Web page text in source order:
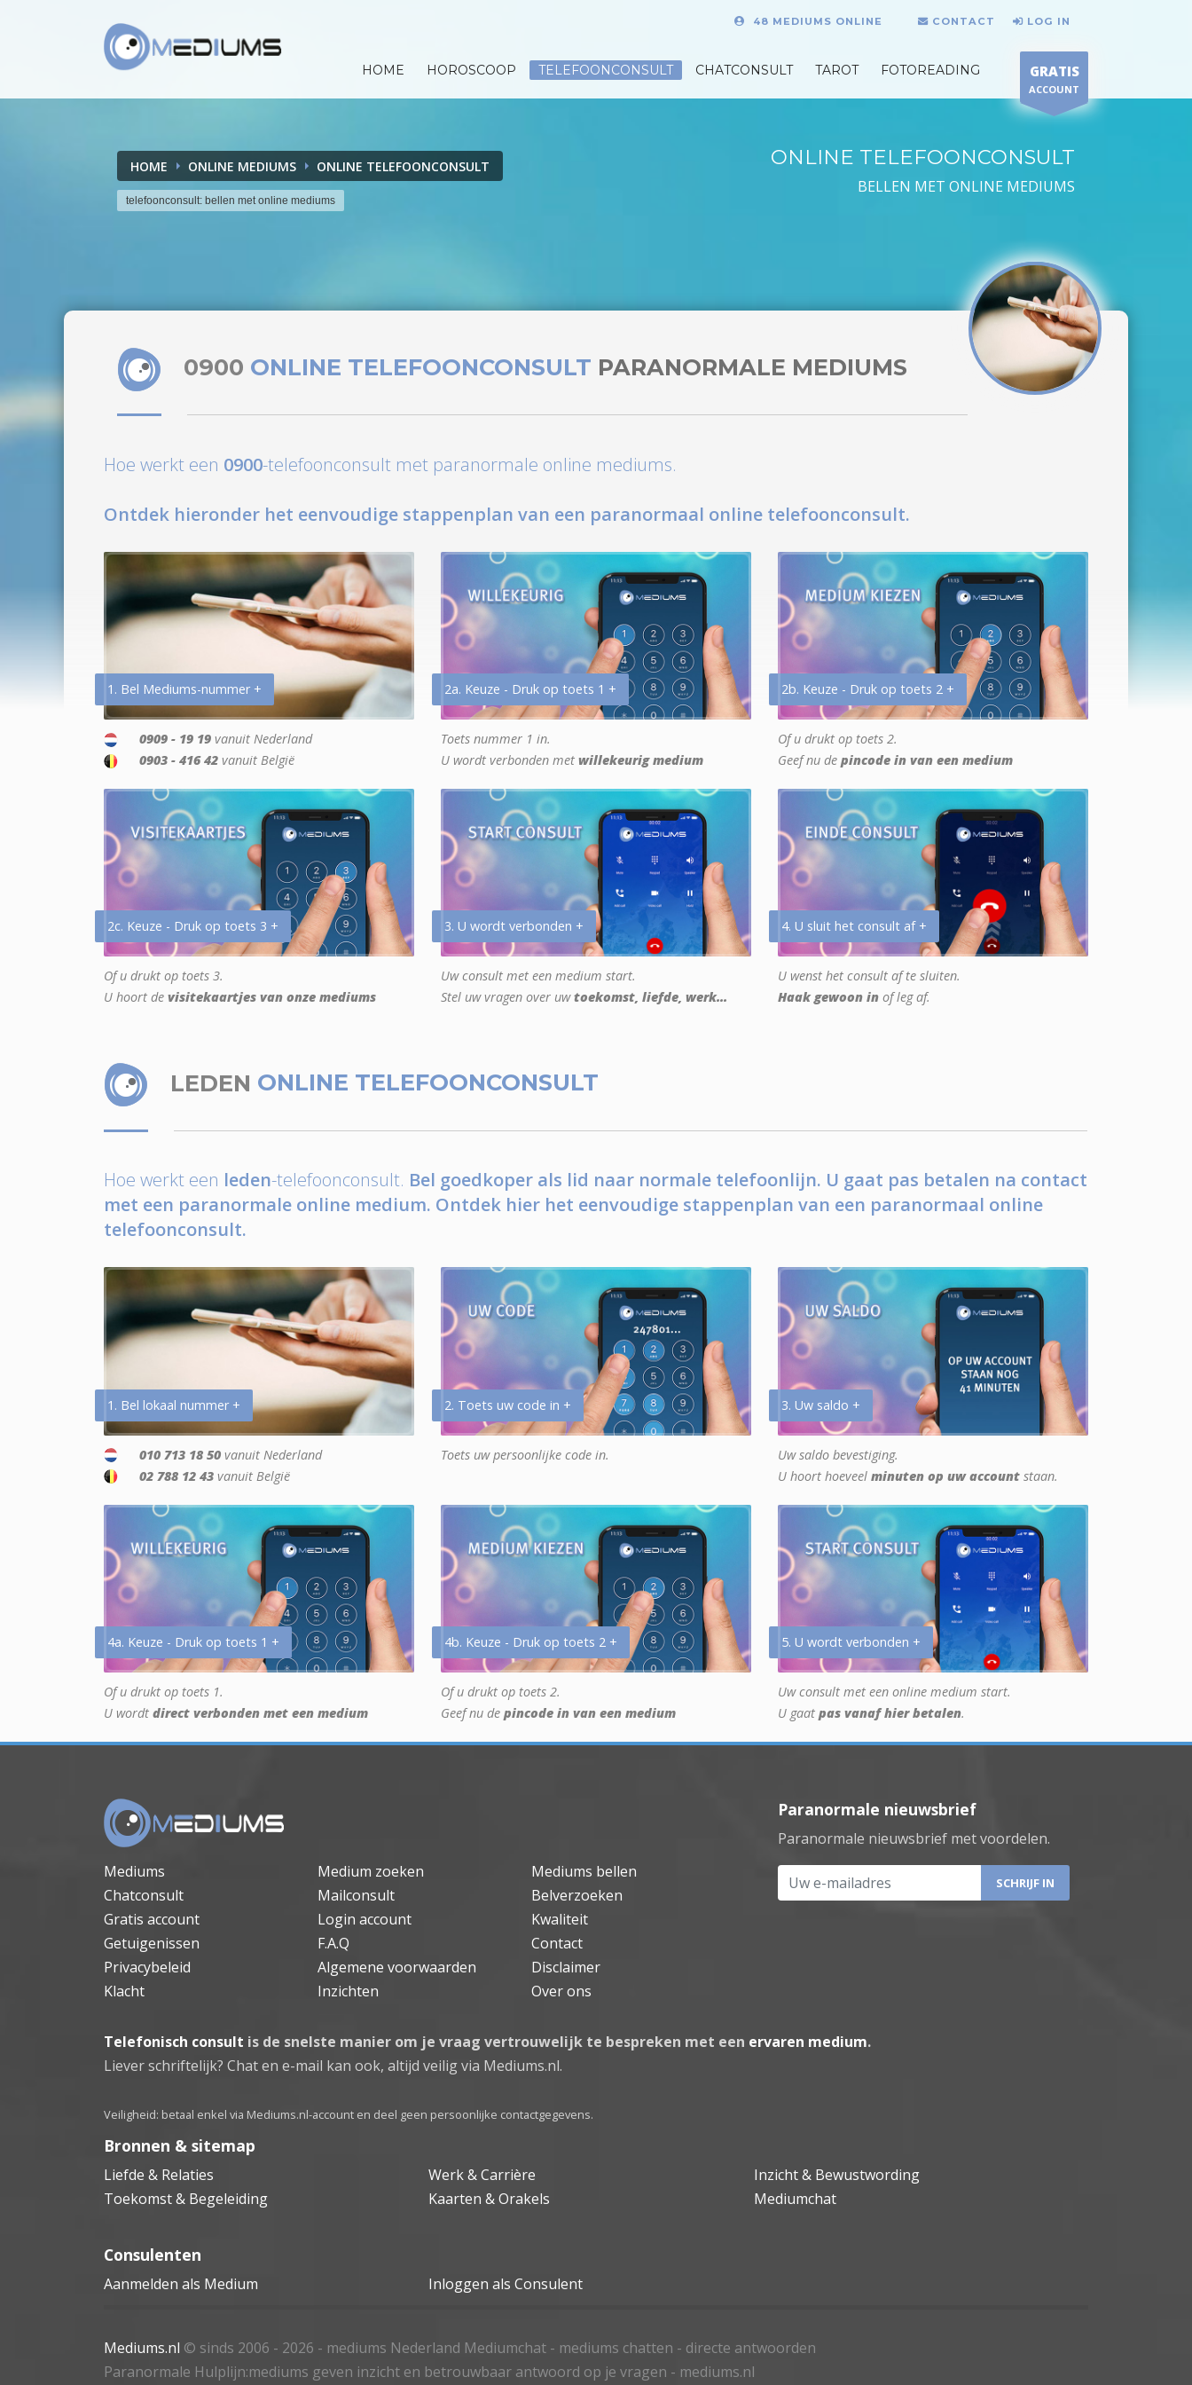
48 MEDIUMS ONLINE CONTACT LOG IN
HOME HOROSCOOP TELEFOONCONSULT CHATCONSULT TAROT FOTOREADING GRATIS
ACCOUNT
HOME ONLINE MEDIUMS ONLINE TELEFOONCONSULT
telefoonconsult: bellen met online mediums
ONLINE TELEFOONCONSULT
BELLEN MET ONLINE MEDIUMS
0900 ONLINE TELEFOONCONSULT PARANORMALE MEDIUMS
Hoe werkt een 0900-telefoonconsult met paranormale online mediums.
Ontdek hieronder het eenvoudige stappenplan van een paranormaal online telefoonconsult.
1. Bel Mediums-nummer +
0909 - 19 19 vanuit Nederland
0903 - 416 42 vanuit België
2a. Keuze - Druk op toets 1 +
Toets nummer 1 in.
U wordt verbonden met willekeurig medium
2b. Keuze - Druk op toets 2 +
Of u drukt op toets 2.
Geef nu de pincode in van een medium
2c. Keuze - Druk op toets 3 +
Of u drukt op toets 3.
U hoort de visitekaartjes van onze mediums
3. U wordt verbonden +
Uw consult met een medium start.
Stel uw vragen over uwtoekomst, liefde, werk...
4. U sluit het consult af +
U wenst het consult af te sluiten.
Haak gewoon in of leg af.
LEDEN ONLINE TELEFOONCONSULT
Hoe werkt een leden-telefoonconsult. Bel goedkoper als lid naar normale telefoonlijn. U gaat pas betalen na contact
met een paranormale online medium. Ontdek hier het eenvoudige stappenplan van een paranormaal online
telefoonconsult.
1. Bel lokaal nummer +
010 713 18 50 vanuit Nederland
02 788 12 43 vanuit België
2. Toets uw code in +
Toets uw persoonlijke code in.
3. Uw saldo +
Uw saldo bevestiging.
U hoort hoeveel minuten op uw account staan.
4a. Keuze - Druk op toets 1 +
Of u drukt op toets 1.
U wordt direct verbonden met een medium
4b. Keuze - Druk op toets 2 +
Of u drukt op toets 2.
Geef nu de pincode in van een medium
5. U wordt verbonden +
Uw consult met een online medium start.
U gaat pas vanaf hier betalen.
Mediums Medium zoeken
Mediums bellen
Chatconsult
Mailconsult
Belverzoeken
Gratis account
Login account
Kwaliteit
Getuigenissen
F.A.Q
Contact
Privacybeleid
Algemene voorwaarden
Disclaimer
Klacht
Inzichten Over ons
Paranormale nieuwsbrief
Paranormale nieuwsbrief met voordelen.
Uw e-mailadres
Telefonisch consult is de snelste manier om je vraag vertrouwelijk te bespreken met een ervaren medium.
Liever schriftelijk? Chat en e-mail kan ook, altijd veilig via Mediums.nl.
Veiligheid: betaal enkel via Mediums.nl-account en deel geen persoonlijke contactgegevens.
Bronnen & sitemap
Liefde & Relaties Werk & Carrière
Inzicht & Bewustwording
Toekomst & Begeleiding
Kaarten & Orakels Mediumchat
Consulenten
Aanmelden als Medium Inloggen als Consulent
Mediums.nl © sinds 2006 - 2026 - mediums Nederland Mediumchat - mediums chatten - directe antwoorden
Paranormale Hulplijn:mediums geven inzicht en betrouwbaar antwoord op je vragen - mediums.nl